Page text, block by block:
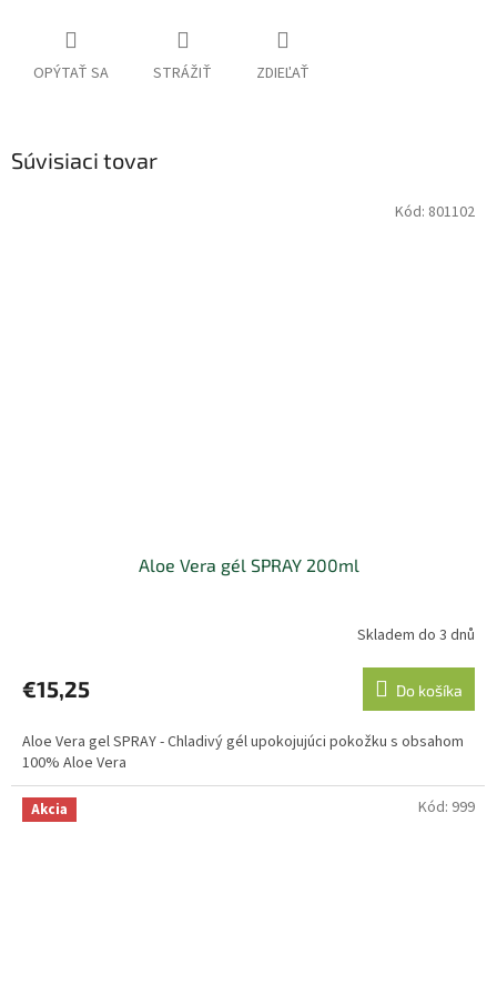
OPÝTAŤ SA STRÁŽIŤ ZDIEĽAŤ
Súvisiaci tovar
Aloe Vera gél SPRAY 200ml
Skladem do 3 dnů
€15,25 Do košíka
Aloe Vera gel SPRAY - Chladivý gél upokojujúci pokožku s obsahom
100% Aloe Vera
Kód: 801102
Akcia Kód: 999